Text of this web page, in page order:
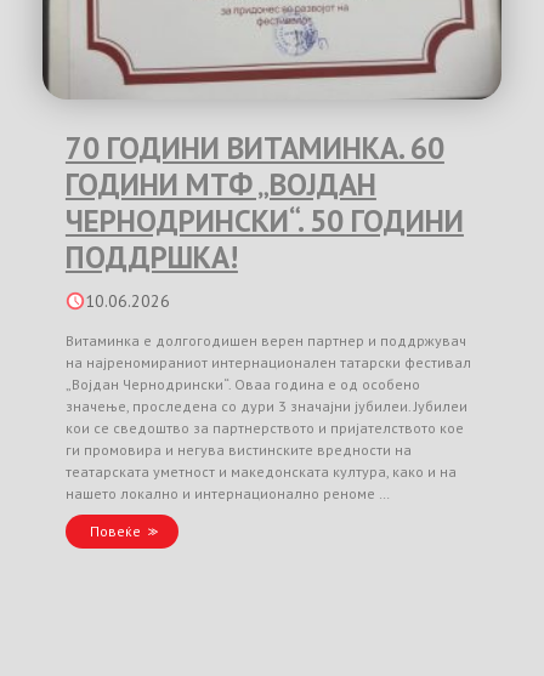
70 ГОДИНИ ВИТАМИНКА. 60
ГОДИНИ МТФ „ВОЈДАН
ЧЕРНОДРИНСКИ“. 50 ГОДИНИ
ПОДДРШКА!
10.06.2026
Витаминка е долгогодишен верен партнер и поддржувач
на најреномираниот интернационален татарски фестивал
„Војдан Чернодрински“. Оваа година е од особено
значење, проследена со дури 3 значајни јубилеи. Јубилеи
кои се сведоштво за партнерството и пријателството кое
ги промовира и негува вистинските вредности на
театарската уметност и македонската култура, како и на
нашето локално и интернационално реноме …
Повеќе